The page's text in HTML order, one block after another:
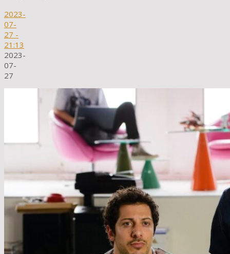
2023-
07-
27 -
21:13
2023-
07-
27